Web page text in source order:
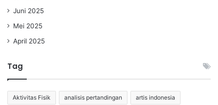
Juni 2025
Mei 2025
April 2025
Tag
Aktivitas Fisik analisis pertandingan artis indonesia